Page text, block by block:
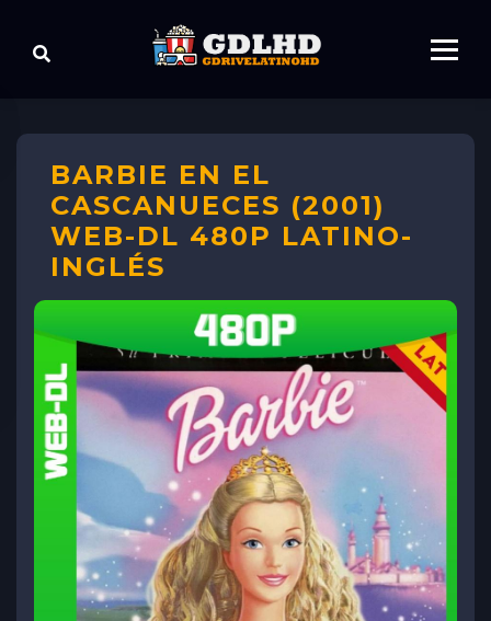
BARBIE EN EL
CASCANUECES (2001)
WEB-DL 480P LATINO-
INGLÉS